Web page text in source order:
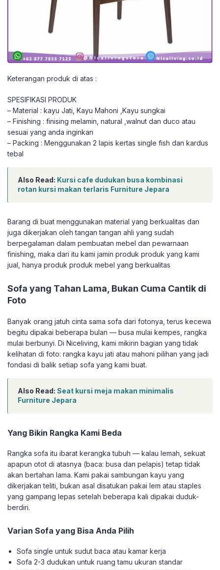
Keterangan produk di atas :
SPESIFIKASI PRODUK
– Material : kayu Jati, Kayu Mahoni ,Kayu sungkai
– Finishing : finising melamin, natural ,walnut dan duco atau
sesuai yang anda inginkan
– Packing : Menggunakan 2 lapis kertas single fish dan kardus
tebal
Also Read: Kursi cafe dudukan busa kombinasi
rotan kursi makan terlaris Furniture Jepara
Barang di buat menggunakan material yang berkualitas dan
juga dikerjakan oleh tangan tangan ahli yang sudah
berpegalaman dalam pembuatan mebel dan pewarnaan
finishing, maka dari itu kami jamin produk produk yang kami
jual, hanya produk produk mebel yang berkualitas
Sofa yang Tahan Lama, Bukan Cuma Cantik di
Foto
Banyak orang jatuh cinta sama sofa dari fotonya, terus kecewa
begitu dipakai beberapa bulan — busa mulai kempes, rangka
mulai berbunyi. Di Niceliving, kami mikirin bagian yang tidak
kelihatan di foto: rangka kayu jati atau mahoni pilihan yang jadi
fondasi di balik setiap sofa yang kami buat.
Also Read: Seat kursi meja makan minimalis
Furniture Jepara
Yang Bikin Rangka Kami Beda
Rangka sofa itu ibarat kerangka tubuh — kalau lemah, sekuat
apapun otot di atasnya (baca: busa dan pelapis) tetap tidak
akan bertahan lama. Kami pakai sambungan kayu yang
dikerjakan teliti, bukan asal disatukan pakai lem atau staples
yang gampang lepas setelah beberapa kali dipakai duduk-
berdiri.
Varian Sofa yang Bisa Anda Pilih
Sofa single untuk sudut baca atau kamar kerja
Sofa 2-3 dudukan untuk ruang tamu ukuran standar